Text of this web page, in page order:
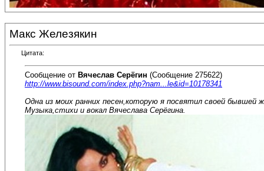
Макс Железякин
Цитата:
Сообщение от Вячеслав Серёгин (Сообщение 275622)
http://www.bisound.com/index.php?nam...le&id=10178341
Одна из моих ранних песен,которую я посвятил своей бывшей
Музыка,стихи и вокал Вячеслава Серёгина.